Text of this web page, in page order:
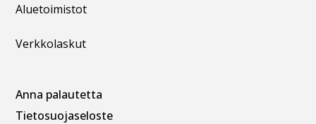
Aluetoimistot
Verkkolaskut
Anna palautetta
Tietosuojaseloste